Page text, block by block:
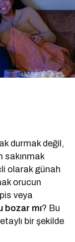
durmak değil,
sakınmak
olarak günah
orucun
veya
bozar mı? Bu
bir şekilde